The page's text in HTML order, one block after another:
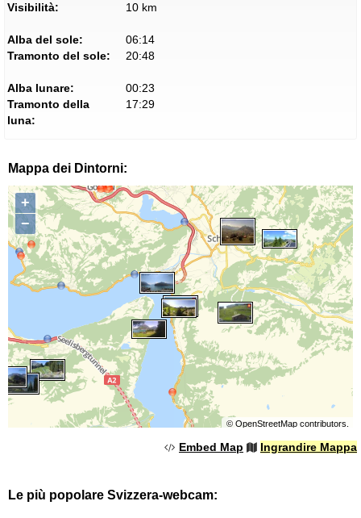
Visibilità:
10 km
Alba del sole:
06:14
Tramonto del sole:
20:48
Alba lunare:
00:23
Tramonto della
luna:
17:29
Mappa dei Dintorni:
+
−
© OpenStreetMapcontributors.
Embed Map Ingrandire Mappa
Le più popolare Svizzera-webcam: